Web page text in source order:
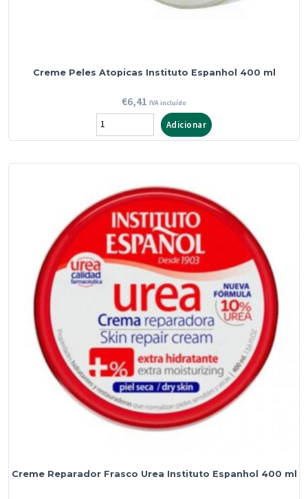
Creme Peles Atopicas Instituto Espanhol 400 ml
€6,41 IVA incluído
Quantidade
de
Atopicas
Instituto
Espanhol
400
ml
Adicionar
Creme Reparador Frasco Urea Instituto Espanhol 400 ml